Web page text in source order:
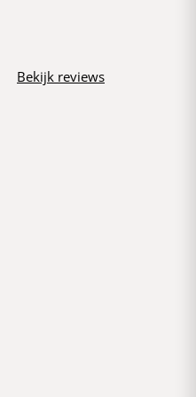
Bekijk reviews